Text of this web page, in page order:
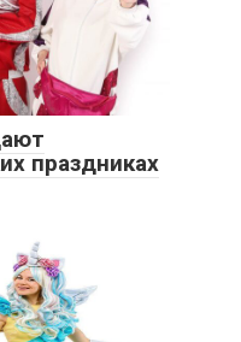
праздниках